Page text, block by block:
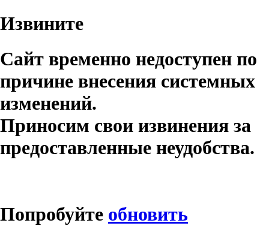
Извините
Сайт временно недоступен по
причине внесения системных
изменений.
Приносим свои извинения за
предоставленные неудобства.
Попробуйте обновить